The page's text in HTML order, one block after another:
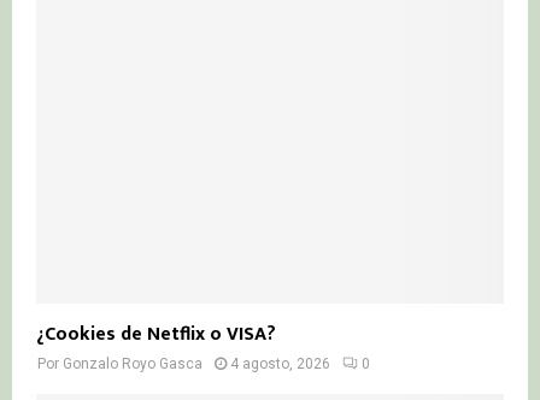
¿Cookies de Netflix o VISA?
Por Gonzalo Royo Gasca 4 agosto, 2026 0